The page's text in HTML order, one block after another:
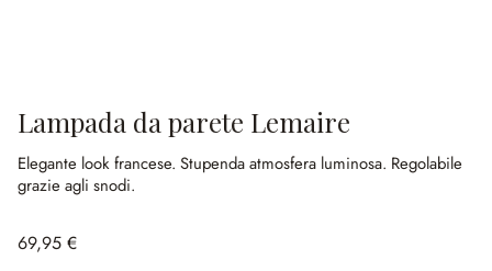
Lampada da parete Lemaire
Elegante look francese. Stupenda atmosfera luminosa. Regolabile
grazie agli snodi.
69,95 €